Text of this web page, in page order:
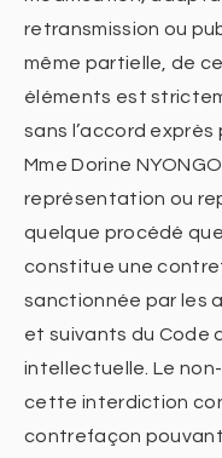
retransmission ou
même partielle, de
éléments est
sans l’accord exprès
Mme Dorine
représentation ou
quelque procédé
constitue une
sanctionnée par les
et suivants du Code
intellectuelle. Le
cette interdiction
contrefaçon